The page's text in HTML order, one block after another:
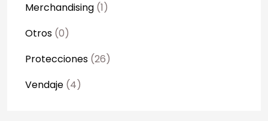
Merchandising (1)
Otros (0)
Protecciones (26)
Vendaje (4)